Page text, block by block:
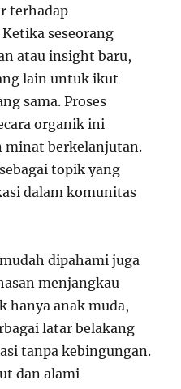
terhadap
seseorang
atau insight baru,
lain untuk ikut
sama. Proses
organik ini
minat berkelanjutan.
topik yang
dalam komunitas
dipahami juga
menjangkau
hanya anak muda,
latar belakang
tanpa kebingungan.
dan alami